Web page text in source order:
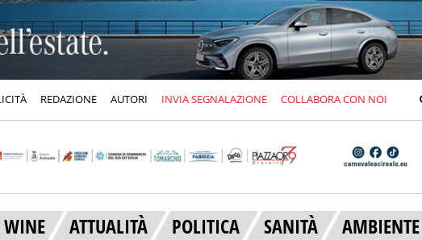
REDAZIONE AUTORI INVIA SEGNALAZIONE COLLABORA CON NOI
ATTUALITÀ POLITICA SANITÀ AMBIENTE